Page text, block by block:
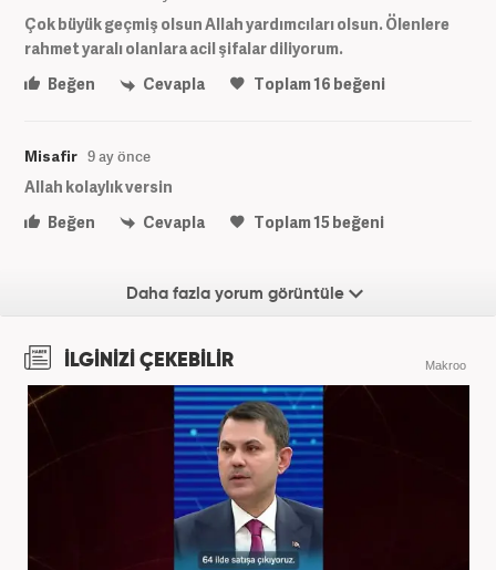
Çok büyük geçmiş olsun Allah yardımcıları olsun. Ölenlere
rahmet yaralı olanlara acil şifalar diliyorum.
Beğen
Cevapla Toplam16 beğeni
Misafir 9 ay önce
Allah kolaylık versin
Beğen
Cevapla Toplam15beğeni
Daha fazla yorum görüntüle
İLGİNİZİ ÇEKEBİLİR Makroo